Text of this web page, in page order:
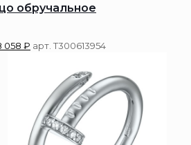
обручальное
058 ₽ арт. Т300613954